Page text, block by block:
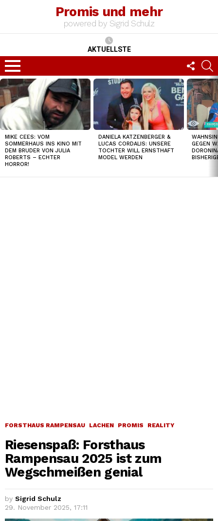
Promis und mehr
powered by Sigrid Schulz
AKTUELLSTE
Menu
US
TOP
NEWS
MIKE CEES: VOM
SOMMERHAUS INS KINO MIT
DEM BRUDER VON JULIA
ROBERTS – ECHTER
HORROR!
DANIELA KATZENBERGER &
LUCAS CORDALIS: UNSERE
TOCHTER WILL ERNSTHAFT
MODEL WERDEN
GEGEN
FORSTHAUS RAMPENSAU LACHEN PROMIS REALITY
Riesenspaß: Forsthaus
Rampensau 2025 ist zum
Wegschmeißen genial
by Sigrid Schulz
29. November 2025, 17:11